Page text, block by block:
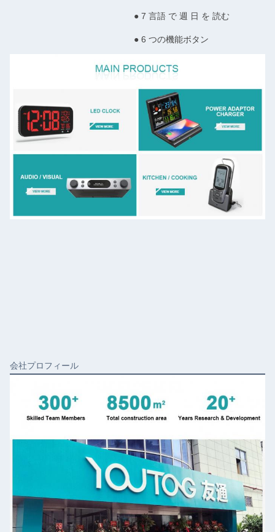
● 7 言語 で 週 日 を 読む
● 6 つの機能ボタン
会社プロフィール